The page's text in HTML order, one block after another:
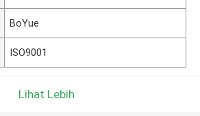
BoYue
ISO9001
Lihat Lebih